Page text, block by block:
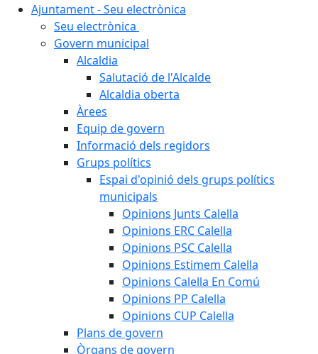
Ajuntament - Seu electrònica
Seu electrònica
Govern municipal
Alcaldia
Salutació de l'Alcalde
Alcaldia oberta
Àrees
Equip de govern
Informació dels regidors
Grups polítics
Espai d'opinió dels grups polítics
municipals
Opinions Junts Calella
Opinions ERC Calella
Opinions PSC Calella
Opinions Estimem Calella
Opinions Calella En Comú
Opinions PP Calella
Opinions CUP Calella
Plans de govern
Òrgans de govern